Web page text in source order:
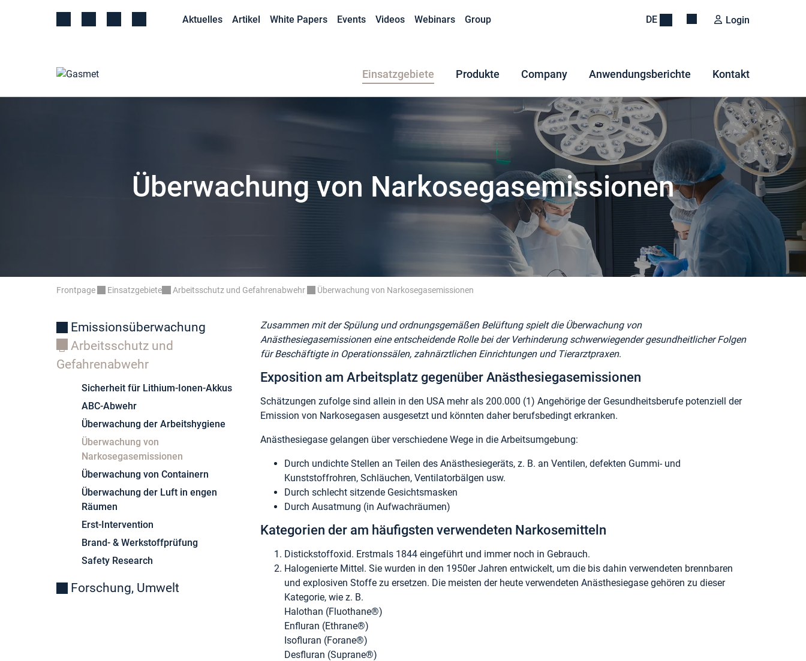
Aktuelles Artikel White Papers Events Videos Webinars Group DE Login
Einsatzgebiete Produkte Company Anwendungsberichte Kontakt
Überwachung von Narkosegasemissionen
Frontpage Einsatzgebiete Arbeitsschutz und Gefahrenabwehr Überwachung von Narkosegasemissionen
Emissionsüberwachung
Arbeitsschutz und
Gefahrenabwehr
Sicherheit für Lithium-Ionen-Akkus
ABC-Abwehr
Überwachung der Arbeitshygiene
Überwachung von
Narkosegasemissionen
Überwachung von Containern
Überwachung der Luft in engen
Räumen
Erst-Intervention
Brand- & Werkstoffprüfung
Safety Research
Forschung, Umwelt
Zusammen mit der Spülung und ordnungsgemäßen Belüftung spielt die Überwachung von
Anästhesiegasemissionen eine entscheidende Rolle bei der Verhinderung schwerwiegender gesundheitlicher Folgen
für Beschäftigte in Operationssälen, zahnärztlichen Einrichtungen und Tierarztpraxen.
Exposition am Arbeitsplatz gegenüber Anästhesiegasemissionen
Schätzungen zufolge sind allein in den USA mehr als 200.000 (1) Angehörige der Gesundheitsberufe potenziell der
Emission von Narkosegasen ausgesetzt und könnten daher berufsbedingt erkranken.
Anästhesiegase gelangen über verschiedene Wege in die Arbeitsumgebung:
Durch undichte Stellen an Teilen des Anästhesiegeräts, z. B. an Ventilen, defekten Gummi- und
Kunststoffrohren, Schläuchen, Ventilatorbälgen usw.
Durch schlecht sitzende Gesichtsmasken
Durch Ausatmung (in Aufwachräumen)
Kategorien der am häufigsten verwendeten Narkosemitteln
Distickstoffoxid. Erstmals 1844 eingeführt und immer noch in Gebrauch.
Halogenierte Mittel. Sie wurden in den 1950er Jahren entwickelt, um die bis dahin verwendeten brennbaren
und explosiven Stoffe zu ersetzen. Die meisten der heute verwendeten Anästhesiegase gehören zu dieser
Kategorie, wie z. B.
Halothan (Fluothane®)
Enfluran (Ethrane®)
Isofluran (Forane®)
Desfluran (Suprane®)